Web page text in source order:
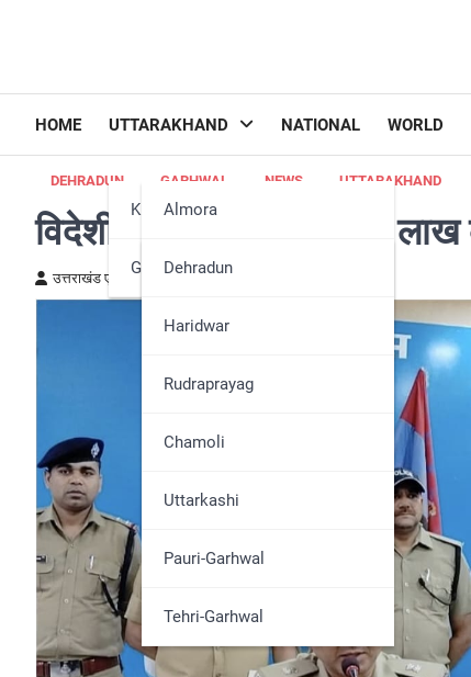
HOME UTTARAKHAND
KumaunAlmora
Bageshwar
Champawat
Nainital
Pithoragarh
Udham Singh Nagar
GarhwalDehradun
Haridwar
Rudraprayag
Chamoli
Uttarkashi
Pauri-Garhwal
Tehri-Garhwal
NATIONAL WORLD
DEHRADUN GARHWAL NEWS UTTARAKHAND
विदेशी महिला तस्कर को 21
उत्तराखंड एक्स्प्रेस न्यूज़ May 5, 2024